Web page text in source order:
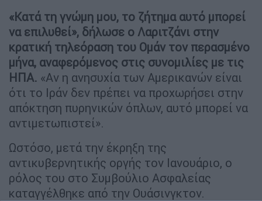
«Κατά τη γνώμη μου, το ζήτημα αυτό μπορεί
να επιλυθεί», δήλωσε ο Λαριτζάνι στην
κρατική τηλεόραση του Ομάν τον περασμένο
μήνα, αναφερόμενος στις συνομιλίες με τις
ΗΠΑ. «Αν η ανησυχία των Αμερικανών είναι
ότι το Ιράν δεν πρέπει να προχωρήσει στην
απόκτηση πυρηνικών όπλων, αυτό μπορεί να
αντιμετωπιστεί».
Ωστόσο, μετά την έκρηξη της
αντικυβερνητικής οργής τον Ιανουάριο, ο
ρόλος του στο Συμβούλιο Ασφαλείας
καταγγέλθηκε από την Ουάσινγκτον.